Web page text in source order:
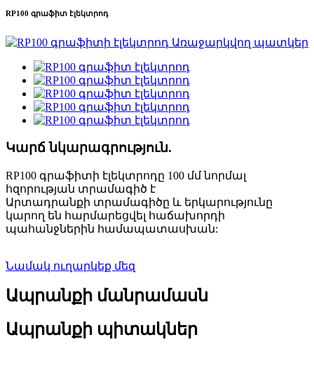
RP100 գրաֆիտ էլեկտրոդ
Կարճ նկարագրություն.
RP100 գրաֆիտի էլեկտրոդը 100 մմ նորմալ
հզորության տրամագիծ է
Արտադրանքի տրամագիծը և երկարությունը
կարող են հարմարեցվել հաճախորդի
պահանջներին համապատասխան:
Նամակ ուղարկեք մեզ
Ապրանքի մանրամասն
Ապրանքի պիտակներ